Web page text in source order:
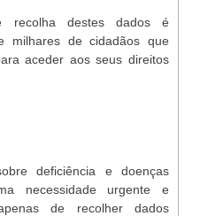
recolha destes dados é
milhares de cidadãos que
aceder aos seus direitos
deficiência e doenças
necessidade urgente e
de recolher dados